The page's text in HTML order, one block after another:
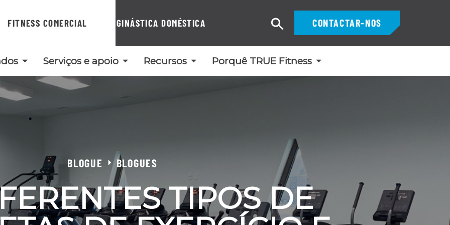
FITNESS COMERCIAL GINÁSTICA DOMÉSTICA
Serviços e apoio Recursos Porquê TRUE Fitness
CONTACTAR-NOS
Pesquisar
BLOGUE BLOGUES
TIPOS DE